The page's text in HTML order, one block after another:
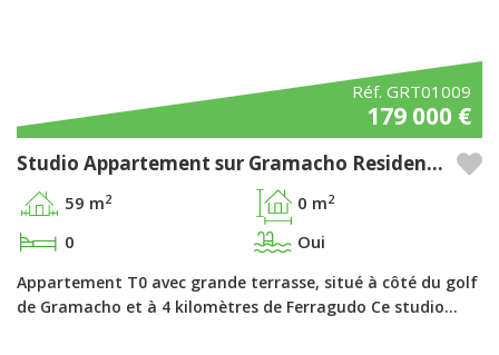
Réf. GRT01009
179 000 €
Studio Appartement sur Gramacho Residences – Algarve
59 m2 0 m2
0 Oui
Appartement T0 avec grande terrasse, situé à côté du golf
de Gramacho et à 4 kilomètres de Ferragudo Ce studio…